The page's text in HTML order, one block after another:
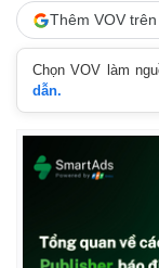
Thêm VOV
Chọn VOV làm
dẫn.